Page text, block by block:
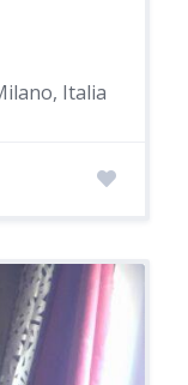
Italia